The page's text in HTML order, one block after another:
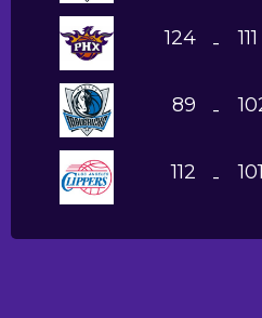
124 - 111
89 -
112 - 101